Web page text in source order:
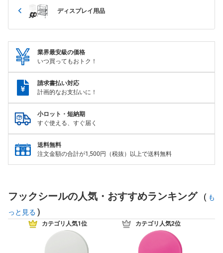
ディスプレイ用品
業界最安級の価格
いつ買ってもおトク！
請求書払い対応
計画的なお支払いに！
小ロット・短納期
すぐ使える、すぐ届く
送料無料
注文金額の合計が1,500円（税抜）以上で送料無料
フックシールの人気・おすすめランキング ( も
っと見る )
カテゴリ人気1位 カテゴリ人気2位